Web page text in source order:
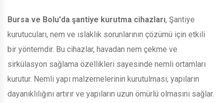
Bursa ve Bolu'da şantiye kurutma cihazları, Şantiye
kurutucuları, nem ve ıslaklık sorunlarının çözümü için etkili
bir yöntemdir. Bu cihazlar, havadan nem çekme ve
sirkülasyon sağlama özellikleri sayesinde nemli ortamları
kurutur. Nemli yapı malzemelerinin kurutulması, yapıların
dayanıklılığını artırır ve yapıların uzun ömürlü olmasını sağlar.